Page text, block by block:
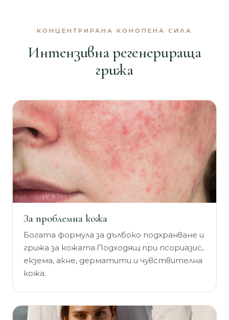
КОНЦЕНТРИРАНА КОНОПЕНА СИЛА
Интензивна регенерираща
грижа
За проблемна кожа
Богата формула за дълбоко подхранване и
грижа за кожата.Подходящ при псориазис,
екзема, акне, дерматити и чувствителна
кожа.